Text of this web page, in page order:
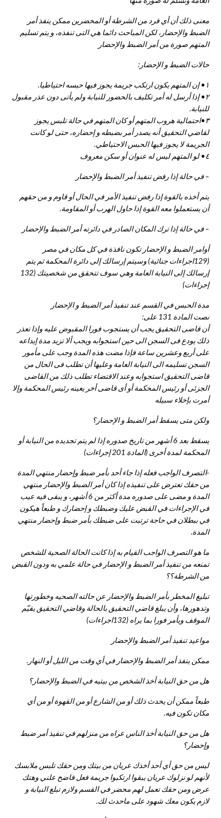
معنى ذلك أن أي فرد من الشرطة أو المحضرين ممكن ينفذ أمر
الضبط والإحضار، لكن المباحث دائما هي التى تنفذه، و يتم تسليم
المتهم صورة من أمر الضبط والإحضار
حالات الضبط و الإحضار:
١• إن المتهم يكون ارتكب جريمة يجوز فيها حبسه احتياطيا.
٢• إذا أرسل له أمر تكليف بالحضور للنيابة ولم يأتى دون عذر مقبول
للنيابة.
٣•احتمالية هروب المتهم أو كان المتهم في حالة تلبس يجوز
لقاضي التحقيق أنه يصدر أمر بضبطه و إحضاره، حتى لو كانت
الجريمة لا يجوز فيها الحبس الاحتياطي.
٤• لو المتهم ليس له عنوان أو سكن معروف
– في حالة إذا رفض تنفيذ أمر الضبط والإحضار
يتم أخذه بالقوة إذا رفض تنفيذ الأمر في الحال أو قاوم و من حقهم
أن يستعملوا معه القوة إذا حاول الهرب أو المقاومة.
– في حالة إذا ترك المكان الصادر في دائرته أمر الضبط والإحضار
أوامر الضبط و الإحضار تكون نافذة في كل مكان في مصر
(129اجراءات جنائية) وسيتم إرسالك إلى دائرة المحكمة ثم يتم
إرسالك إلى النيابة العامة وهي سوف تتحقق من شخصيتك (132
إجراءات)
مدة الحبس في القسم عند تنفيذ أمر الضبط و الإحضار
نصت المادة 131 على:
أن قاضى التحقيق يجب أن يستجوب فورا المقبوض عليه وإذا تعذر
ذلك يودع فى السجن الى حين استجوابه ويجب ألا تزيد مدة إيداعه
على أربع وعشرين ساعة فإذا مضت هذه المدة وجب على مأمور
السجن تسليمه الى النيابة العامة وعليها أن تطلب فى الحال من
قاضى التحقيق استجوابه وعند الاقتضاء تطلب ذلك من القاضى
الجزئى أو رئيس المحكمة أو أى قاضى أخر يعينه رئيس المحكمة وإلا
أمرت بإخلاء سبيله
ولكن متى يسقط أمر الضبط و الإحضار؟
يسقط بعد 6 أشهر من تاريخ صدوره إذا لم يتم تجديده من النيابة أو
المحكمة لمدة أخرى (المادة 201 إجراءات)
-التصرف الواجب فعله إذا جاء أحد بأمر ضبط وإحضار منتهي المدة
من حقك تعترض على تنفيذه إذا كان أمر الضبط والإحضار منتهي
المدة و مضى على صدوره مدة أكثر من 6 أشهر، و يبقى فيه عيب
في الإجراءات في القبض عليك وضبطك و إحضارك و طبعاً هيكون
في ببطلان في حاجة ترتبت على ضبطك بأمر ضبط وإحضار منتهي
المدة.
ما هو التصرف الواجب القيام به إذا كانت الحالة الصحية للشخص
تمنعه من تنفيذ أمر الضبط و الإحضار في حالة علمي به ودون القبض
من الشرطة؟؟
تبليغ المخطر بأمر الضبط والإحضار عن حالته الصحيه وخطورتها
وتدهورها، وأن يبلغ قاضي التحقيق بالحالة وقاضي التحقيق يقيّم
الموقف ويأمر فورا بما يراه (132اجراءات)
مواعيد تنفيذ أمر الضبط والإحضار
ممكن ينفذ أمر الضبط والإحضار في أي وقت من الليل أو النهار.
هل من حق النيابة أخذ الشخص من بيتيه في الضبط والإحضار؟
طبعاً ممكن أن يحدث ذلك أو من الشارع أو من القهوة أو من أي
مكان تكون فيه.
هل من حق النيابة أخذ الناس عراه من منزلهم في تنفيذ أمر ضبط
وإحضار؟
ليس من حق أي أحد أخذك عريان من بيتك ومن حقك تلبس ملابسك
لأنهم لو نزلوك عريان يبقوا ارتكبوا جريمة فعل فاضح علني وهتك
عرض ومن حقك تعمل لهم محضر في القسم ولازم تبلغ النيابة و
لازم يكون معك شهود على ماحدث لك.